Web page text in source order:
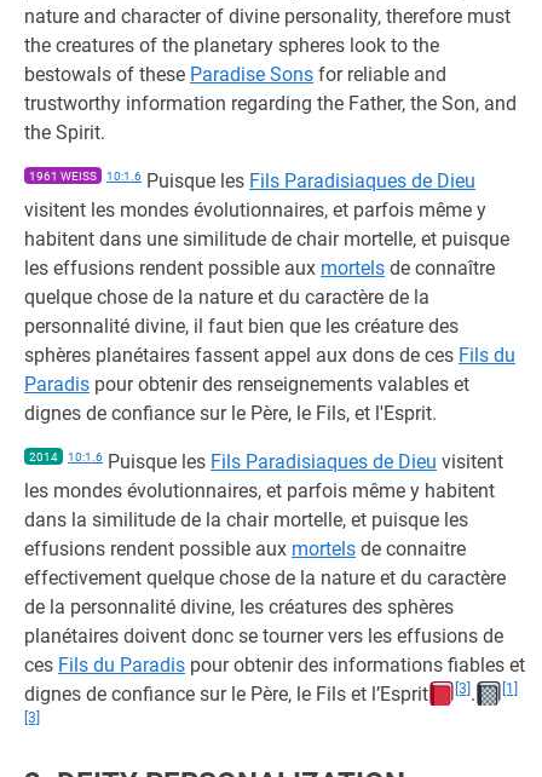
nature and character of divine personality, therefore must
the creatures of the planetary spheres look to the
bestowals of these Paradise Sons for reliable and
trustworthy information regarding the Father, the Son, and
the Spirit.
1961 WEISS 10:1.6 Puisque les Fils Paradisiaques de Dieu
visitent les mondes évolutionnaires, et parfois même y
habitent dans une similitude de chair mortelle, et puisque
les effusions rendent possible aux mortels de connaître
quelque chose de la nature et du caractère de la
personnalité divine, il faut bien que les créature des
sphères planétaires fassent appel aux dons de ces Fils du
Paradis pour obtenir des renseignements valables et
dignes de confiance sur le Père, le Fils, et l'Esprit.
2014 10:1.6 Puisque les Fils Paradisiaques de Dieu visitent
les mondes évolutionnaires, et parfois même y habitent
dans la similitude de la chair mortelle, et puisque les
effusions rendent possible aux mortels de connaitre
effectivement quelque chose de la nature et du caractère
de la personnalité divine, les créatures des sphères
planétaires doivent donc se tourner vers les effusions de
ces Fils du Paradis pour obtenir des informations fiables et
dignes de confiance sur le Père, le Fils et l’Esprit
[3] .
[1]
[3]